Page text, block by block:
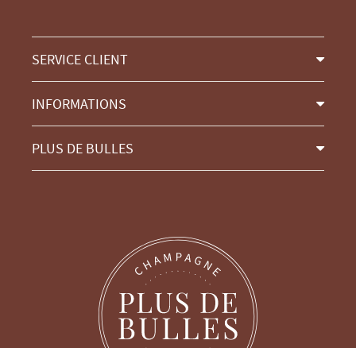
SERVICE CLIENT
INFORMATIONS
PLUS DE BULLES